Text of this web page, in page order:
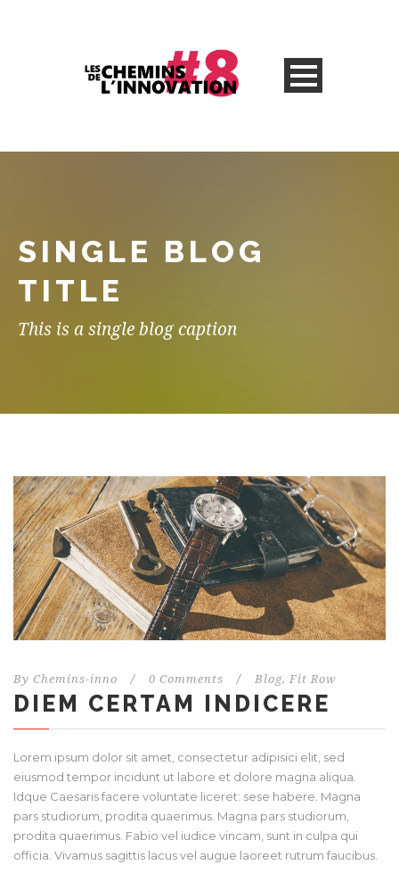
SINGLE BLOG
TITLE
This is a single blog caption
By Chemins-inno / 0 Comments / Blog, Fit Row
DIEM CERTAM INDICERE
Lorem ipsum dolor sit amet, consectetur adipisici elit, sed
eiusmod tempor incidunt ut labore et dolore magna aliqua.
Idque Caesaris facere voluntate liceret: sese habere. Magna
pars studiorum, prodita quaerimus. Magna pars studiorum,
prodita quaerimus. Fabio vel iudice vincam, sunt in culpa qui
officia. Vivamus sagittis lacus vel augue laoreet rutrum faucibus.